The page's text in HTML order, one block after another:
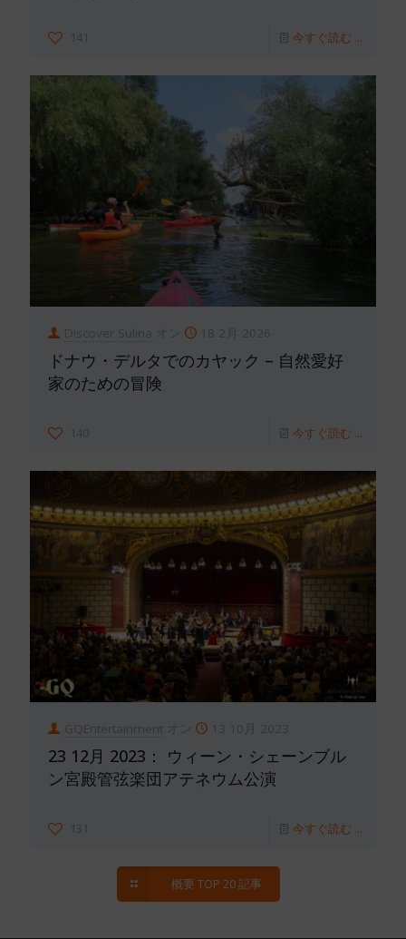
141 今すぐ読む ...
Discover Sulina 18 2月 2026
ドナウ・デルタでのカヤック – 自然愛好
家のための冒険
140 今すぐ読む ...
GQEntertainment 13 10月 2023
23 12月 2023： ウィーン・シェーンブル
ン宮殿管弦楽団アテネウム公演
131 今すぐ読む ...
概要 TOP 20 記事